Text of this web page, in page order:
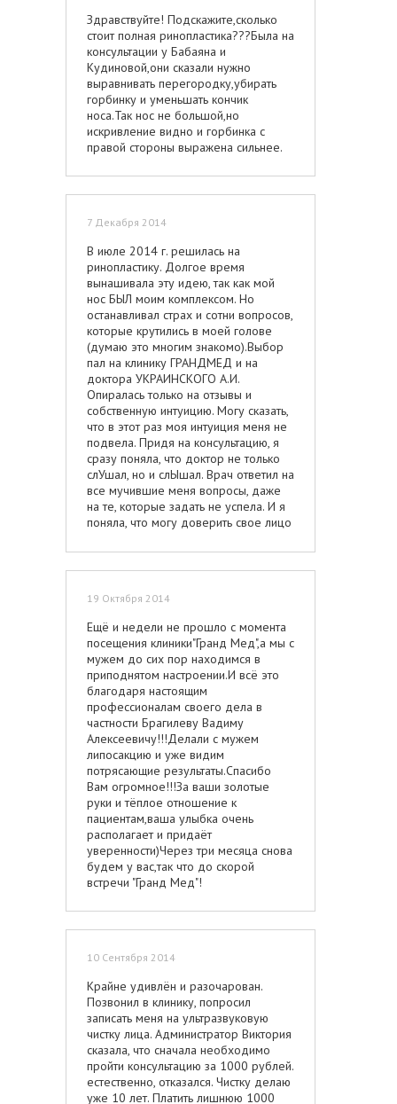
Здравствуйте! Подскажите,сколько
стоит полная ринопластика???Была на
консультации у Бабаяна и
Кудиновой,они сказали нужно
выравнивать перегородку,убирать
горбинку и уменьшать кончик
носа.Так нос не большой,но
искривление видно и горбинка с
правой стороны выражена сильнее.
7 Декабря 2014
В июле 2014 г. решилась на
ринопластику. Долгое время
вынашивала эту идею, так как мой
нос БЫЛ моим комплексом. Но
останавливал страх и сотни вопросов,
которые крутились в моей голове
(думаю это многим знакомо).Выбор
пал на клинику ГРАНДМЕД и на
доктора УКРАИНСКОГО А.И.
Опиралась только на отзывы и
собственную интуицию. Могу сказать,
что в этот раз моя интуиция меня не
подвела. Придя на консультацию, я
сразу поняла, что доктор не только
слУшал, но и слЫшал. Врач ответил на
все мучившие меня вопросы, даже
на те, которые задать не успела. И я
поняла, что могу доверить свое лицо
классическая система обсуждения
нюансов, деталей и фотографии
операции прошло пять месяцев и
лучше, чем я ожидала! Спасибо Вам
Алексей Иванович за внимание,
результат и профессионализм.
Отдельно хотела выразить
благодарность анестезиолгам, мед.
персоналу, администраторам. И
сказать большое спасибо мед. сестре
Ольге, которая окружила меня
заботой и после операции. Грандмед
- это не отдельные единицы
сотрудников, а команда
профессионалов. Спасибо большое,
что делаете своих пациентов
счастливее!!!
19 Октября 2014
Ещё и недели не прошло с момента
посещения клиники"Гранд Мед",а мы с
мужем до сих пор находимся в
приподнятом настроении.И всё это
благодаря настоящим
профессионалам своего дела в
частности Брагилеву Вадиму
Алексеевичу!!!Делали с мужем
липосакцию и уже видим
потрясающие результаты.Спасибо
Вам огромное!!!За ваши золотые
руки и тёплое отношение к
пациентам,ваша улыбка очень
располагает и придаёт
уверенности)Через три месяца снова
будем у вас,так что до скорой
встречи "Гранд Мед"!
10 Сентября 2014
Крайне удивлён и разочарован.
Позвонил в клинику, попросил
записать меня на ультразвуковую
чистку лица. Администратор Виктория
сказала, что сначала необходимо
пройти консультацию за 1000 рублей.
естественно, отказался. Чистку делаю
уже 10 лет. Платить лишнюю 1000